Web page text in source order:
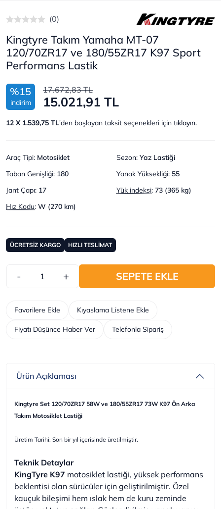
(0)
Kingtyre Takım Yamaha MT-07
120/70ZR17 ve 180/55ZR17 K97 Sport
Performans Lastik
%15
indirim
17.672,83 TL
15.021,91 TL
12 X 1.539,75 TL'den başlayan taksit seçenekleri için tıklayın.
Araç Tipi: Motosiklet Sezon: Yaz Lastiği
Taban Genişliği: 180 Yanak Yüksekliği: 55
Jant Çapı: 17 Yük indeksi: 73 (365 kg)
Hız Kodu: W (270 km)
ÜCRETSİZ KARGO HIZLI TESLİMAT
- + SEPETE EKLE
Telefonla Sipariş
Kıyaslama Listene Ekle
Favorilere Ekle
Fiyatı Düşünce Haber Ver
Ürün Açıklaması
Kingtyre Set 120/70ZR17 58W ve 180/55ZR17 73W K97 Ön Arka
Takım Motosiklet Lastiği
Üretim Tarihi: Son bir yıl içerisinde üretilmiştir.
Teknik Detaylar
KingTyre K97 motosiklet lastiği, yüksek performans
beklentisi olan sürücüler için geliştirilmiştir. Özel
kauçuk bileşimi hem ıslak hem de kuru zeminde